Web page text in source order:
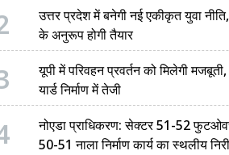
उत्तर प्रदेश में बनेगी नई एकीकृत युवा
के अनुरूप होगी तैयार
यूपी में परिवहन प्रवर्तन को मिलेगी
यार्ड निर्माण में तेजी
नोएडा प्राधिकरण: सेक्टर 51-52
50-51 नाला निर्माण कार्य का स्थलीय